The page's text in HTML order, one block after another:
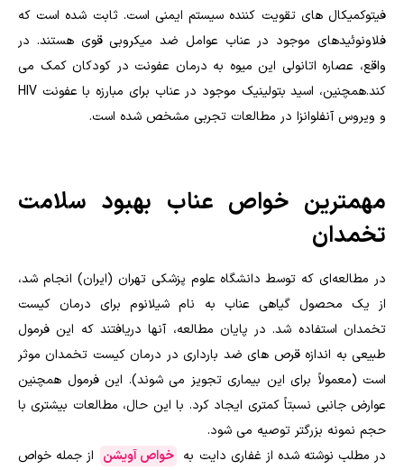
فیتوکمیکال های تقویت کننده سیستم ایمنی است. ثابت شده است که
فلاونوئیدهای موجود در عناب عوامل ضد میکروبی قوی هستند. در
واقع، عصاره اتانولی این میوه به درمان عفونت در کودکان کمک می
کند.همچنین، اسید بتولینیک موجود در عناب برای مبارزه با عفونت HIV
و ویروس آنفلوانزا در مطالعات تجربی مشخص شده است.
مهمترین خواص عناب بهبود سلامت
تخمدان
در مطالعه‌ای که توسط دانشگاه علوم پزشکی تهران (ایران) انجام شد،
از یک محصول گیاهی عناب به نام شیلانوم برای درمان کیست
تخمدان استفاده شد. در پایان مطالعه، آنها دریافتند که این فرمول
طبیعی به اندازه قرص های ضد بارداری در درمان کیست تخمدان موثر
است (معمولاً برای این بیماری تجویز می شوند). این فرمول همچنین
عوارض جانبی نسبتاً کمتری ایجاد کرد. با این حال، مطالعات بیشتری با
حجم نمونه بزرگتر توصیه می شود.
در مطلب نوشته شده از غفاری دایت به خواص آویشن از جمله خواص